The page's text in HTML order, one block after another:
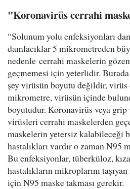
"Koronavirüs cerrahi
“Solunum yolu enfeksiyonları
damlacıklar 5 mikrometreden
nedenle cerrahi maskelerin
geçmemesi için yeterlidir.
şey virüsün boyutu değildir, virüs
mikrometre, virüsün içinde
boyutudur. Koronavirüs veya
virüsleri cerrahi maskelerden
maskelerin yetersiz kalabileceği
hastalıkları vardır o zaman N95
Bu enfeksiyonlar, tüberküloz,
hastalıkların mikroplarını
için N95 maske takması gerekir.